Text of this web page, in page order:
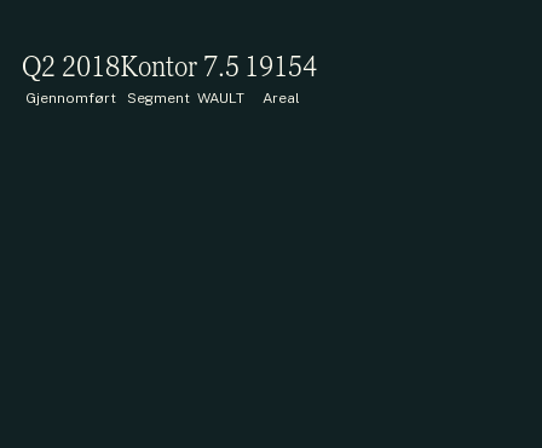
Q2 2018
Gjennomført
Kontor
Segment
7.5
WAULT
19154
Areal